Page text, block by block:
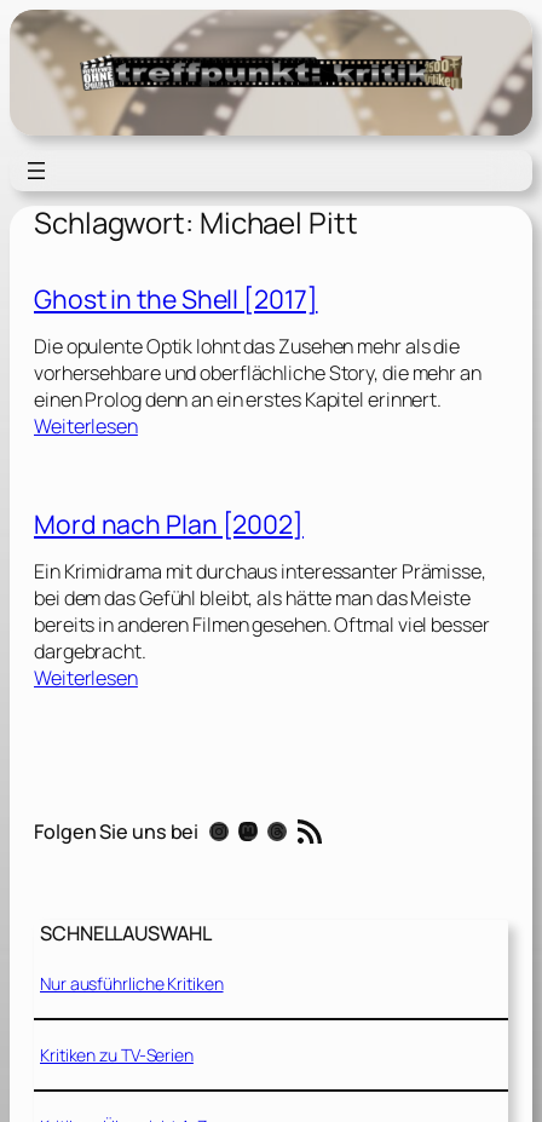
Zum
Inhalt
springen
Schlagwort: Michael Pitt
Ghost in the Shell [2017]
Die opulente Optik lohnt das Zusehen mehr als die
vorhersehbare und oberflächliche Story, die mehr an
einen Prolog denn an ein erstes Kapitel erinnert.
Weiterlesen:
s
i
n
t
h
e
l
1
]
Mord nach Plan [2002]
Ein Krimidrama mit durchaus interessanter Prämisse,
bei dem das Gefühl bleibt, als hätte man das Meiste
bereits in anderen Filmen gesehen. Oftmal viel besser
dargebracht.
Weiterlesen:
a
l
n
[
2
Folgen Sie uns bei Instagram Mastodon Threads RSS-Feed
SCHNELLAUSWAHL
Nur ausführliche Kritiken
Kritiken zu TV-Serien